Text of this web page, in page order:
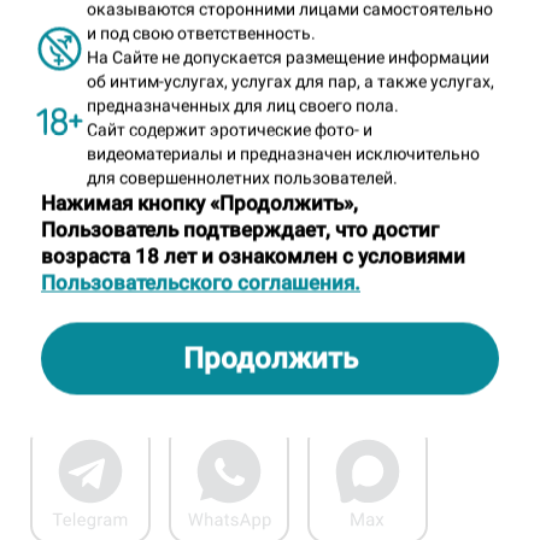
оказываются сторонними лицами самостоятельно
и под свою ответственность.
На Сайте не допускается размещение информации
об интим-услугах, услугах для пар, а также услугах,
предназначенных для лиц своего пола.
Сайт содержит эротические фото- и
видеоматериалы и предназначен исключительно
для совершеннолетних пользователей.
Нажимая кнопку «Продолжить»,
Пользователь подтверждает, что достиг
возраста 18 лет и ознакомлен с условиями
Пользовательского соглашения.
Продолжить
работы: на
салон"Соблазн"
Москва,ул, Профсоюзная, 103А
м. Академическая/Академический
ЮЗАО/Москва
Показать телефон